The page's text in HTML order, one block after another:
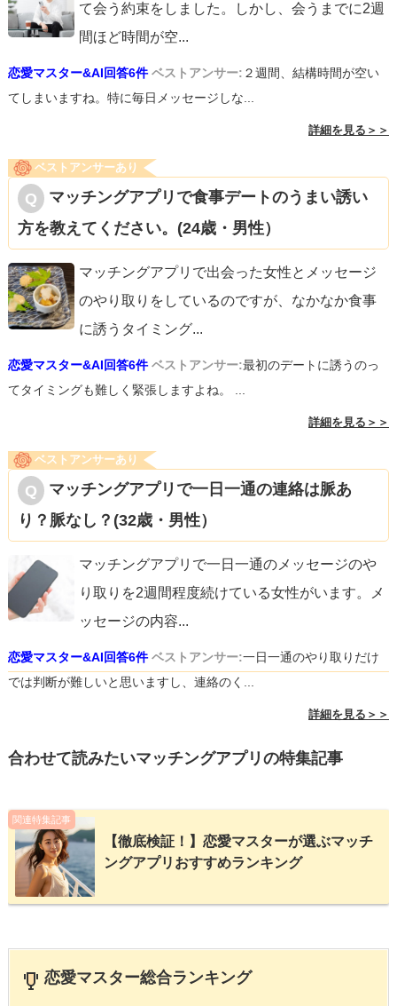
て会う約束をしました。しかし、会うまでに2週
間ほど時間が空...
恋愛マスター&AI回答6件 ベストアンサー: ２週間、結構時間が空い
てしまいますね。特に毎日メッセージしな...
詳細を見る＞＞
ベストアンサーあり
マッチングアプリで食事デートのうまい誘い
方を教えてください。(24歳・男性）
マッチングアプリで出会った女性とメッセージ
のやり取りをしているのですが、なかなか食事
に誘うタイミング...
恋愛マスター&AI回答6件 ベストアンサー:最初のデートに誘うのっ
てタイミングも難しく緊張しますよね。 ...
詳細を見る＞＞
ベストアンサーあり
マッチングアプリで一日一通の連絡は脈あ
り？脈なし？(32歳・男性）
マッチングアプリで一日一通のメッセージのや
り取りを2週間程度続けている女性がいます。メ
ッセージの内容...
恋愛マスター&AI回答6件 ベストアンサー:一日一通のやり取りだけ
では判断が難しいと思いますし、連絡のく...
詳細を見る＞＞
合わせて読みたいマッチングアプリの特集記事
関連特集記事
【徹底検証！】恋愛マスターが選ぶマッチ
ングアプリおすすめランキング
恋愛マスター総合ランキング